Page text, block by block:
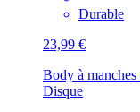
Durable
23,99 €
Body à
Disque